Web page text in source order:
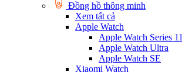
Đồng hồ thông minh
Xem tất cả
Apple Watch
Apple Watch Series 11
Apple Watch Ultra
Apple Watch SE
Xiaomi Watch